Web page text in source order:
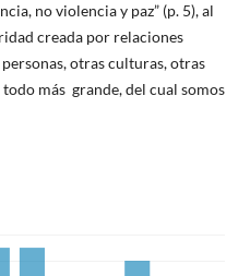
no violencia y paz” (p. 5), al
creada por relaciones
otras culturas, otras
más grande, del cual somos